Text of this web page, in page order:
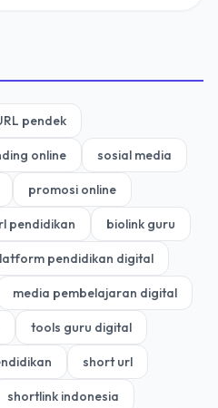
pendek
online sosial media
promosi online
pendidikan biolink guru
pendidikan digital
media pembelajaran digital
tools guru digital
short url
shortlink indonesia